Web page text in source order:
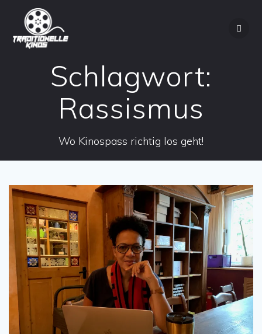
Schlagwort:
Rassismus
Wo Kinospass richtig los geht!